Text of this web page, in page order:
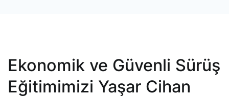
Ekonomik ve Güvenli Sürüş
Eğitimimizi Yaşar Cihan